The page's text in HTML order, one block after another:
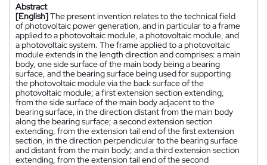
Abstract
[English]The present invention relates to the technical field
of photovoltaic power generation, and in particular to a frame
applied to a photovoltaic module, a photovoltaic module, and
a photovoltaic system. The frame applied to a photovoltaic
module extends in the length direction and comprises: a main
body, one side surface of the main body being a bearing
surface, and the bearing surface being used for supporting
the photovoltaic module via the back surface of the
photovoltaic module; a first extension section extending,
from the side surface of the main body adjacent to the
bearing surface, in the direction distant from the main body
along the bearing surface; a second extension section
extending, from the extension tail end of the first extension
section, in the direction perpendicular to the bearing surface
and distant from the main body; and a third extension section
extending, from the extension tail end of the second